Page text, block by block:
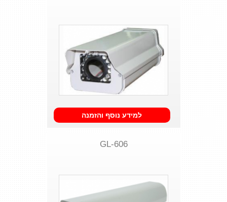
למידע נוסף והזמנה
GL-606